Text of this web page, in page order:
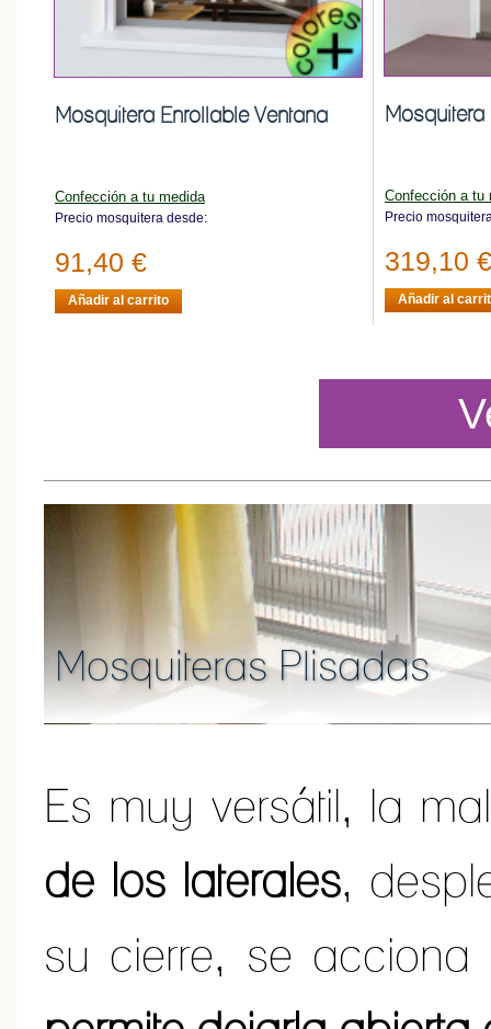
Mosquitera Enrollable Ventana
Confección a tu medida
Precio mosquitera desde:
91,40 €
Añadir al carrito
Mosquitera
Confección a tu
Precio
319,10 €
Añadir al
Mosquiteras Plisadas
Es muy versátil, la
de los laterales,
su cierre, se